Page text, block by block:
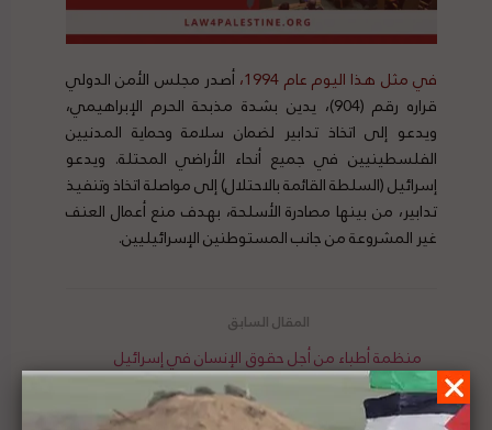
في مثل هذا اليوم عام 1994،
أصدر مجلس الأمن الدولي
قراره رقم (904)، يدين بشدة مذبحة الحرم الإبراهيمي،
ويدعو إلى اتخاذ تدابير لضمان سلامة وحماية المدنيين
الفلسطينيين في جميع أنحاء الأراضي المحتلة. ويدعو
إسرائيل (السلطة القائمة بالاحتلال) إلى مواصلة اتخاذ وتنفيذ
تدابير، من بينها مصادرة الأسلحة، بهدف منع أعمال العنف
غير المشروعة من جانب المستوطنين الإسرائيليين.
منظمة أطباء من أجل حقوق الإنسان في إسرائيل
تصدر بياناً صحفياً بعنوان: "يجب وضع حد للتمييز ضد
الفلسطينيين في مسألة اللقاحات"